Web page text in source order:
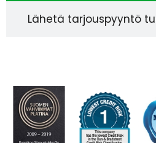
Lähetä tarjouspyyntö